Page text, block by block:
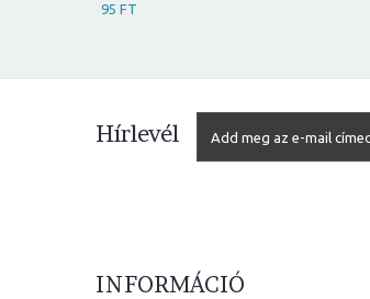
95 FT
Hírlevél
INFORMÁCIÓ